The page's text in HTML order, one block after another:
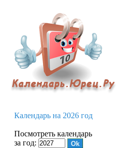
Календарь на 2026 год
Посмотреть календарь
за год: